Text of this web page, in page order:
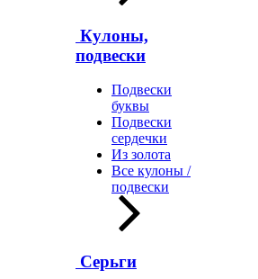
Кулоны,
подвески
Подвески
буквы
Подвески
сердечки
Из золота
Все кулоны /
подвески
Серьги